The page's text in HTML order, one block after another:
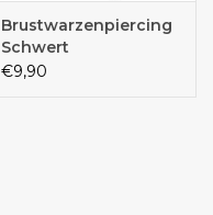
Brustwarzenpiercing
Schwert
€9,90